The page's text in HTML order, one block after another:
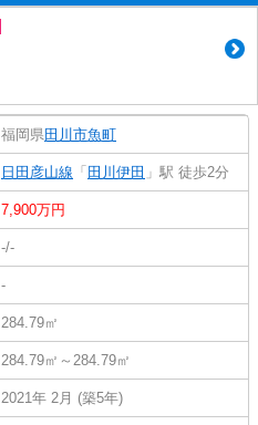
福岡県田川市魚町
日田彦山線 「 田川伊田 」駅 徒歩2分
7,900万円
-/-
-
284.79㎡
284.79㎡～284.79㎡
2021年 2月 (築5年)